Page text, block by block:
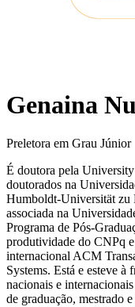
Genaina
Preletora em Grau Júnior
É doutora pela
doutorados na
Humboldt-Universität zu
associada na
Programa de Pós-
produtividade do CNPq
internacional ACM
Systems. Está e esteve à
nacionais e
de graduação, mestrado